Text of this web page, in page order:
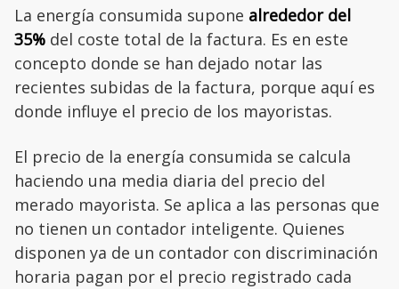
La energía consumida supone alrededor del
35% del coste total de la factura. Es en este
concepto donde se han dejado notar las
recientes subidas de la factura, porque aquí es
donde influye el precio de los mayoristas.
El precio de la energía consumida se calcula
haciendo una media diaria del precio del
merado mayorista. Se aplica a las personas que
no tienen un contador inteligente. Quienes
disponen ya de un contador con discriminación
horaria pagan por el precio registrado cada